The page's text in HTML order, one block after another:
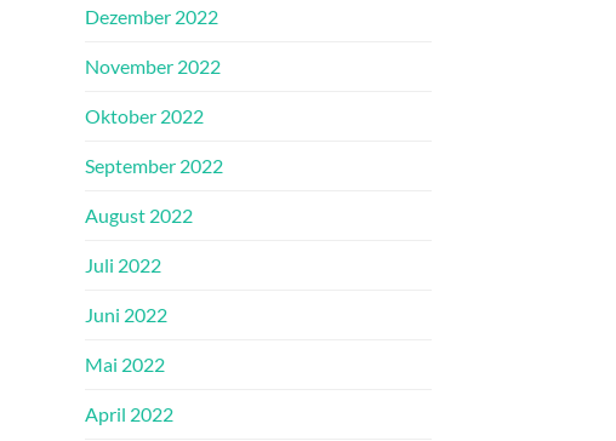
Dezember 2022
November 2022
Oktober 2022
September 2022
August 2022
Juli 2022
Juni 2022
Mai 2022
April 2022